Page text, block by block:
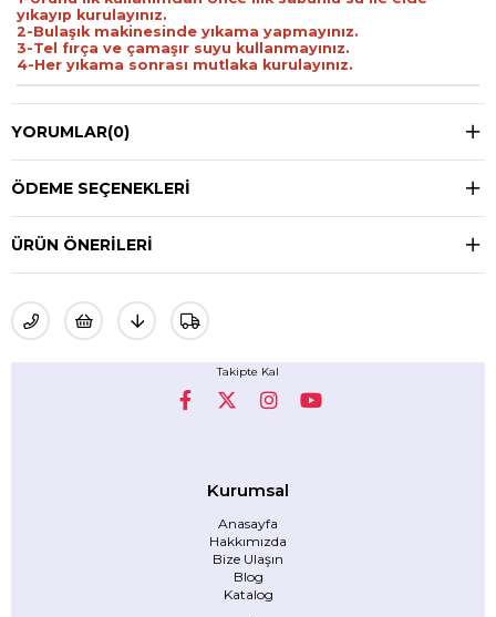
yıkayıp kurulayınız.
2-Bulaşık makinesinde yıkama yapmayınız.
3-Tel fırça ve çamaşır suyu kullanmayınız.
4-Her yıkama sonrası mutlaka kurulayınız.
YORUMLAR(0)
ÖDEME SEÇENEKLERI
ÜRÜN ÖNERILERI
Takipte Kal
Kurumsal
Anasayfa
Hakkımızda
Bize Ulaşın
Blog
Katalog